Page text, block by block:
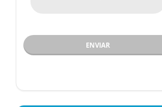
ENVIAR